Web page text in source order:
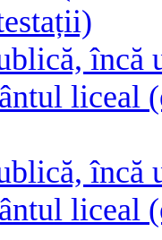
încă
liceal
încă
liceal